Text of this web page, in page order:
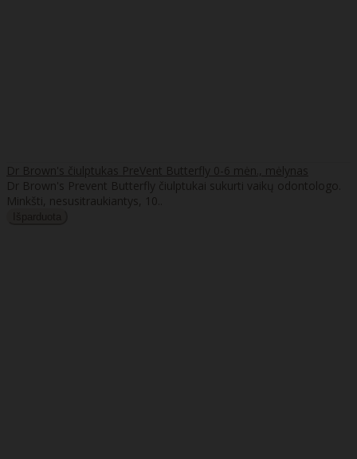
Dr Brown's čiulptukas PreVent Butterfly 0-6 mėn., mėlynas
Dr Brown's Prevent Butterfly čiulptukai sukurti vaikų odontologo.
Minkšti, nesusitraukiantys, 10..